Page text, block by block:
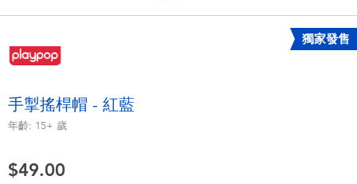
毛毛公仔玩具
夏日用品
獨家發售
手掣搖桿帽 - 紅藍
年齡: 15+ 歲
$49.00